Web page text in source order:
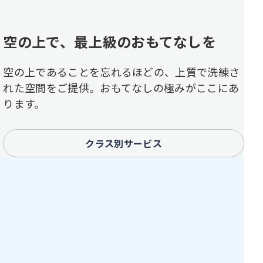
空の上で、最上級のおもてなしを
空の上であることを忘れるほどの、上質で洗練さ
れた空間をご提供。おもてなしの極みがここにあ
ります。
クラス別サービス